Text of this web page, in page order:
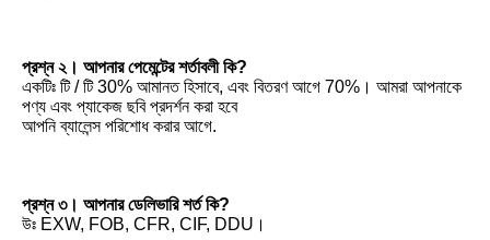
প্রশ্ন ২। আপনার পেমেন্টের শর্তাবলী কি?
একটিঃ টি / টি 30% আমানত হিসাবে, এবং বিতরণ আগে 70%। আমরা আপনাকে
পণ্য এবং প্যাকেজ ছবি প্রদর্শন করা হবে
আপনি ব্যালেন্স পরিশোধ করার আগে.
প্রশ্ন ৩। আপনার ডেলিভারি শর্ত কি?
উঃ EXW, FOB, CFR, CIF, DDU।